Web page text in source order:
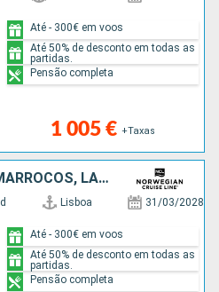
1 005 € +Taxas
Até - 300€ em voos
Até 50% de desconto em todas as
partidas.
Pensão completa
ESPANHA, PORTUGAL, MARROCOS, LANZAROTE, TENERIFE
Lisboa 31/03/2028
Até - 300€ em voos
Até 50% de desconto em todas as
partidas.
Pensão completa